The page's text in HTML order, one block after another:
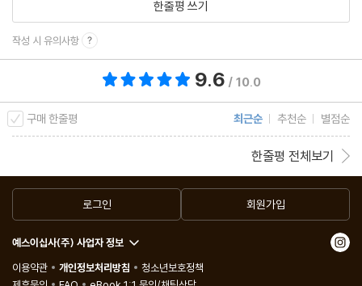
한줄평 쓰기
작성 시 유의사항
9.6 / 10.0
구매 한줄평 최근순 추천순 별점순
한줄평 전체보기
로그인 회원가입
예스이십사(주) 사업자 정보
이용약관
개인정보처리방침
청소년보호정책